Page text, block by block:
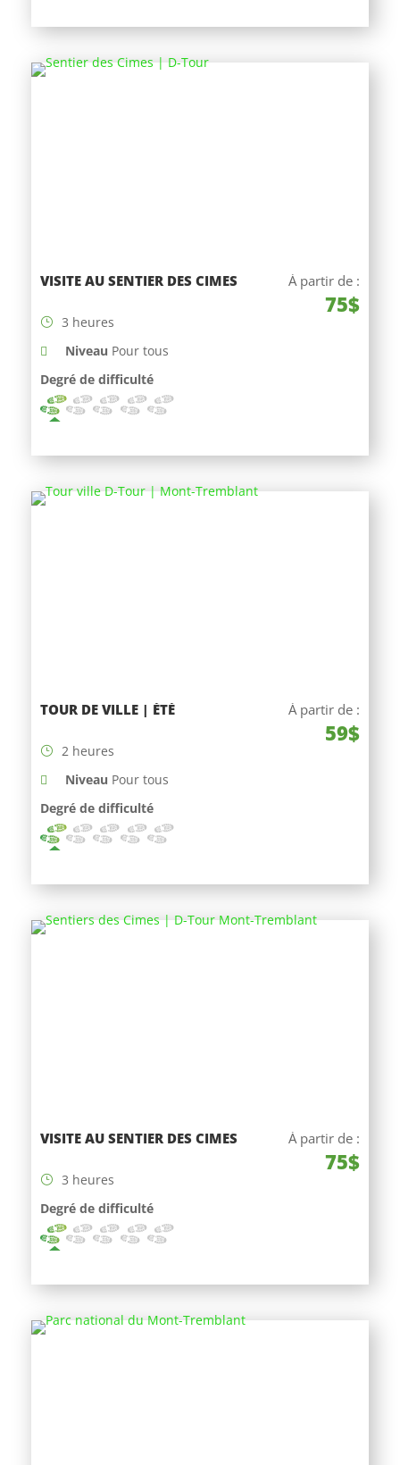
VISITE AU SENTIER DES CIMES À partir de :
75$
3 heures
Niveau Pour tous
Degré de difficulté
TOUR DE VILLE | ÉTÉ À partir de :
59$
2 heures
Niveau Pour tous
Degré de difficulté
VISITE AU SENTIER DES CIMES À partir de :
75$
3 heures
Degré de difficulté